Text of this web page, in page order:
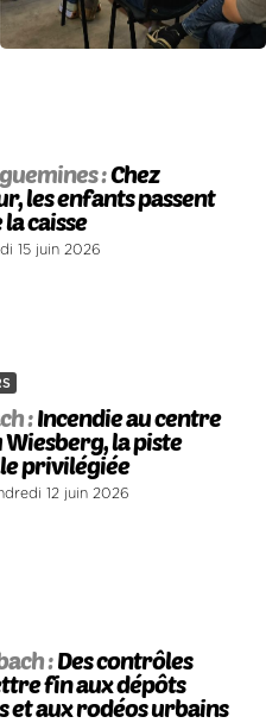
:Chez
les enfants passent
caisse
15 juin 2026
:Incendie au centre
Wiesberg, la piste
privilégiée
12 juin 2026
:Des contrôles
fin aux dépôts
et aux rodéos urbains